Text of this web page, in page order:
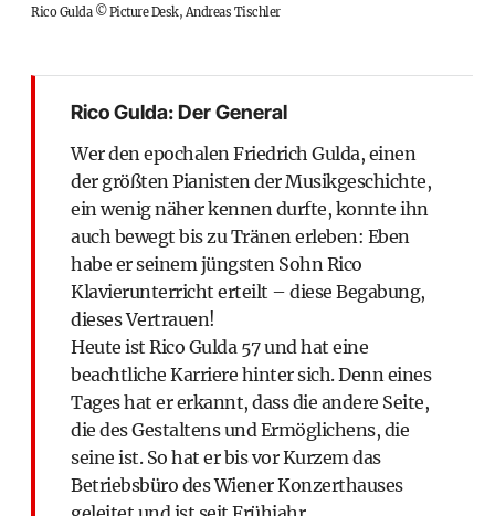
Rico Gulda©Picture Desk, Andreas Tischler
Rico Gulda: Der General
Wer den epochalen Friedrich Gulda, einen
der größten Pianisten der Musikgeschichte,
ein wenig näher kennen durfte, konnte ihn
auch bewegt bis zu Tränen erleben: Eben
habe er seinem jüngsten Sohn Rico
Klavierunterricht erteilt – diese Begabung,
dieses Vertrauen!
Heute ist Rico Gulda 57 und hat eine
beachtliche Karriere hinter sich. Denn eines
Tages hat er erkannt, dass die andere Seite,
die des Gestaltens und Ermöglichens, die
seine ist. So hat er bis vor Kurzem das
Betriebsbüro des Wiener Konzerthauses